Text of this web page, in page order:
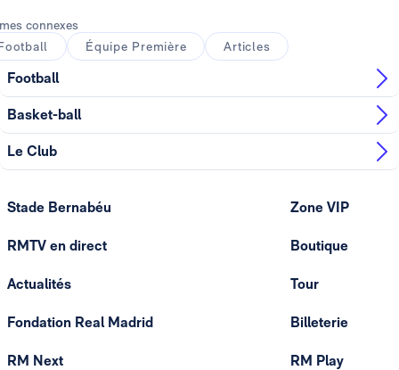
connexes
Équipe Première Articles
Football
Basket-ball
Le Club
Stade Bernabéu
RMTV en direct
Actualités
Fondation Real Madrid
RM Next
Zone VIP
Boutique
Tour
Billeterie
RM Play